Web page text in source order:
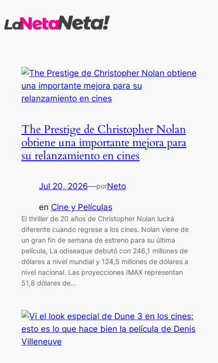
al
The Prestige de Christopher Nolan
obtiene una importante mejora para
su relanzamiento en cines
Jul 20, 2026—porNeto
en Cine y Películas
El thriller de 20 años de Christopher Nolan lucirá
diferente cuando regrese a los cines. Nolan viene de
un gran fin de semana de estreno para su última
película, La odiseaque debutó con 246,1 millones de
dólares a nivel mundial y 124,5 millones de dólares a
nivel nacional. Las proyecciones IMAX representan
51,8 dólares de…